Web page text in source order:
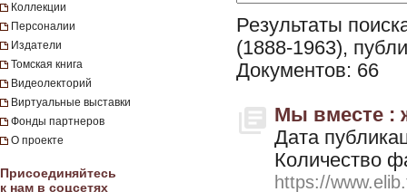
Коллекции
Персоналии
Издатели
Томская книга
Видеолекторий
Виртуальные выставки
Фонды партнеров
О проекте
Присоединяйтесь
к нам в соцсетях
Результаты
(1888-1963),
Документов: 66
Мы вместе :
Дата
Количество
https://